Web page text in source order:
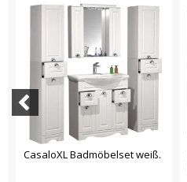
CasaloXL Badmöbelset weiß.